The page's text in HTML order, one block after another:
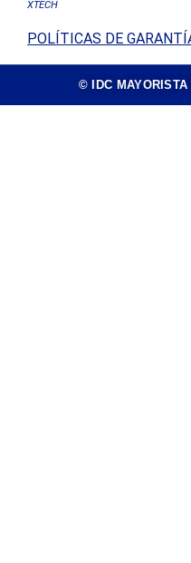
XTECH
POLÍTICAS DE
© IDC MAYORISTA